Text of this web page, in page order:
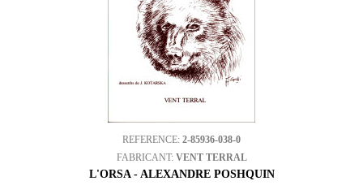
REFERENCE: 2-85936-038-0
FABRICANT: VENT TERRAL
L'ORSA - ALEXANDRE POSHQUIN